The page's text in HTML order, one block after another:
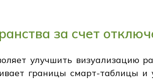
за счет
улучшить визуализацию
границы смарт-таблицы и